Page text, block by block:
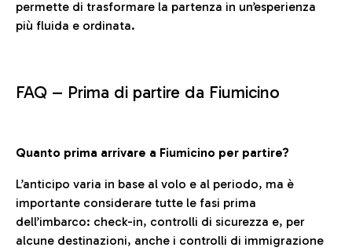
permette di trasformare la partenza in un’esperienza
più fluida e ordinata.
FAQ – Prima di partire da Fiumicino
Quanto prima arrivare a Fiumicino per partire?
L’anticipo varia in base al volo e al periodo, ma è
importante considerare tutte le fasi prima
dell’imbarco: check-in, controlli di sicurezza e, per
alcune destinazioni, anche i controlli di immigrazione